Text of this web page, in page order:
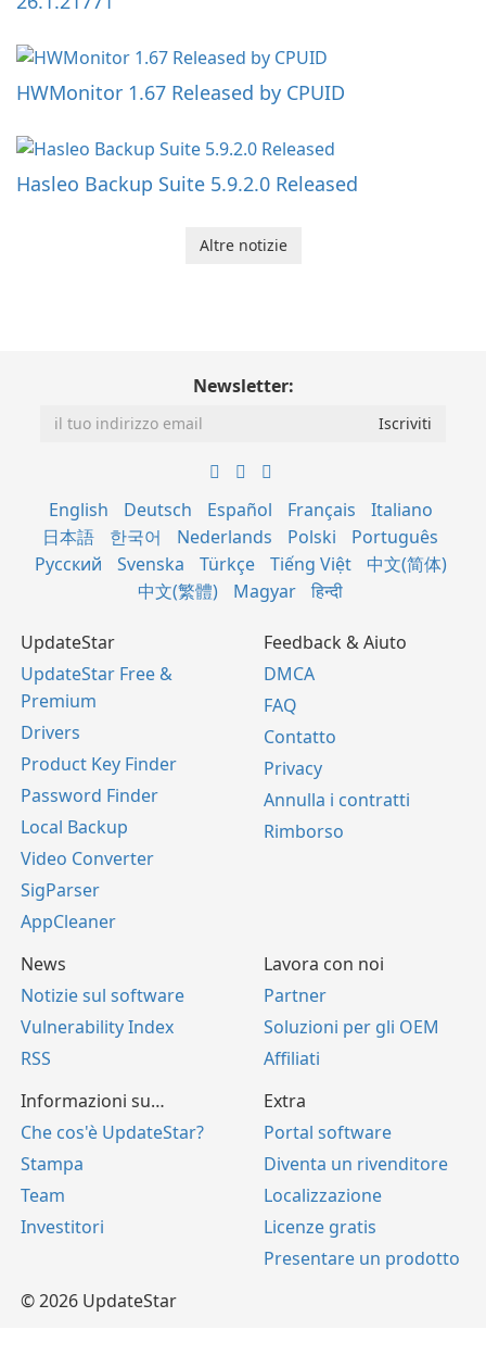
HWMonitor 1.67 Released by CPUID
Hasleo Backup Suite 5.9.2.0 Released
Altre notizie
Newsletter:
English Deutsch Español Français
Italiano
日本語
한국어 Nederlands Polski
Português
Русский
Svenska Türkçe Tiếng Việt
中文(简体)
中文(繁體)
Magyar हिन्दी
UpdateStar
UpdateStar Free &
Premium
Drivers
Product Key Finder
Password Finder
Local Backup
Video Converter
SigParser
AppCleaner
Feedback & Aiuto
DMCA
FAQ
Contatto
Privacy
Annulla i contratti
Rimborso
News
Notizie sul software
Vulnerability Index
RSS
Lavora con noi
Partner
Soluzioni per gli OEM
Affiliati
Informazioni su…
Che cos'è UpdateStar?
Stampa
Team
Investitori
Extra
Portal software
Diventa un rivenditore
Localizzazione
Licenze gratis
Presentare un prodotto
© 2026 UpdateStar